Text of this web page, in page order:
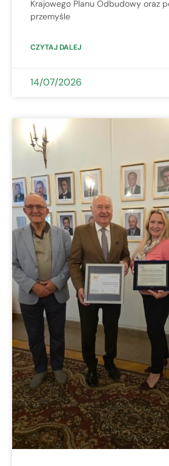
Krajowego Planu Odbudowy oraz
przemyśle
CZYTAJ DALEJ
14/07/2026